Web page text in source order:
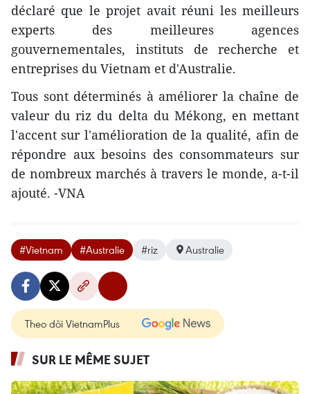
déclaré que le projet avait réuni les meilleurs
experts des meilleures agences
gouvernementales, instituts de recherche et
entreprises du Vietnam et d'Australie.
Tous sont déterminés à améliorer la chaîne de
valeur du riz du delta du Mékong, en mettant
l'accent sur l'amélioration de la qualité, afin de
répondre aux besoins des consommateurs sur
de nombreux marchés à travers le monde, a-t-il
ajouté. -VNA
#Vietnam #Australie #riz Australie
Theo dõi VietnamPlus
SUR LE MÊME SUJET